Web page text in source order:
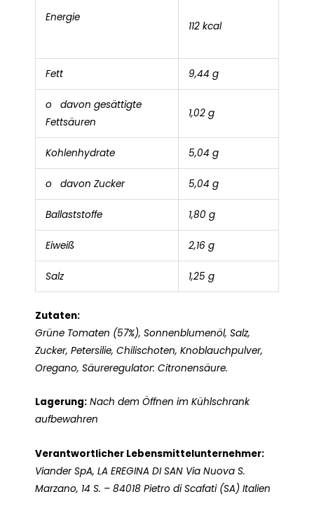
Energie
112 kcal
Fett 9,44 g
o davon gesättigte
Fettsäuren
1,02 g
Kohlenhydrate 5,04 g
o davon Zucker 5,04 g
Ballaststoffe 1,80 g
Eiweiß 2,16 g
Salz 1,25 g
Zutaten:
Grüne Tomaten (57%), Sonnenblumenöl, Salz,
Zucker, Petersilie, Chilischoten, Knoblauchpulver,
Oregano, Säureregulator: Citronensäure.
Lagerung: Nach dem Öffnen im Kühlschrank
aufbewahren
Verantwortlicher Lebensmittelunternehmer:
Viander SpA, LA EREGINA DI SAN Via Nuova S.
Marzano, 14 S. – 84018 Pietro di Scafati (SA) Italien